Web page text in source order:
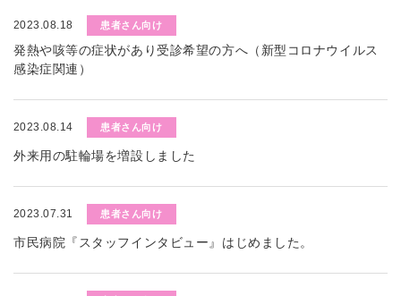
2023.08.18 患者さん向け
発熱や咳等の症状があり受診希望の方へ（新型コロナウイルス
感染症関連）
2023.08.14 患者さん向け
外来用の駐輪場を増設しました
2023.07.31 患者さん向け
市民病院『スタッフインタビュー』はじめました。